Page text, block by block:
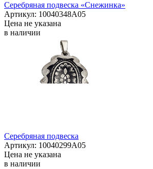
Серебряная подвеска «Снежинка»
Артикул: 10040348А05
Цена не указана
в наличии
Серебряная подвеска
Артикул: 10040299А05
Цена не указана
в наличии